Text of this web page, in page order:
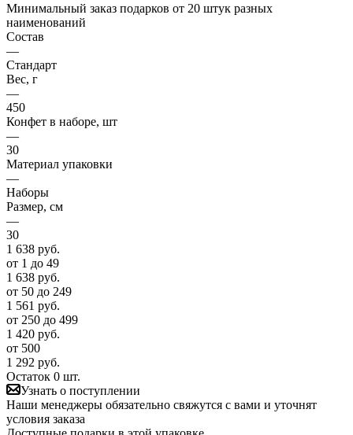
Минимальный заказ подарков от 20 штук разных
наименований
Состав
—
Стандарт
Вес, г
—
450
Конфет в наборе, шт
—
30
Материал упаковки
—
Наборы
Размер, см
—
30
1 638 руб.
от 1 до 49
1 638 руб.
от 50 до 249
1 561 руб.
от 250 до 499
1 420 руб.
от 500
1 292 руб.
Остаток 0 шт.
Узнать о поступлении
Наши менеджеры обязательно свяжутся с вами и уточнят
условия заказа